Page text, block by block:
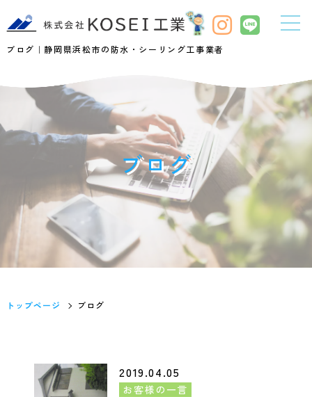
ブログ｜静岡県浜松市の防水・シーリング工事業者
ブログ
トップページ ブログ
2019.04.05
お客様の一言